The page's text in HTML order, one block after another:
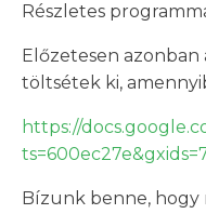
Részletes
Előzetesen
töltsétek ki,
https://
Bízunk benne, hogy